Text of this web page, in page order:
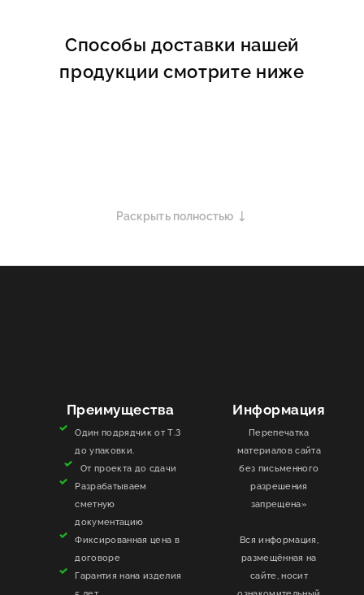
Способы доставки нашей
продукции смотрите ниже
Раскрыть полностью
Преимущества
Один подрядчик от Т.З
до упаковки.
От проекта до сдачи
Разрабатываем
сметную
документацию
Фиксированная цена в
договоре
Гарантия нана изделия
Информация
Перепечатка
материалов сайта
без письменного
разрешения
запрещена»
Вся информация,
размещённая на
сайте, носит